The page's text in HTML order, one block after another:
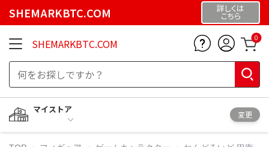
SHEMARKBTC.COM 詳しくは
こちら
SHEMARKBTC.COM 0
マイストア
変更